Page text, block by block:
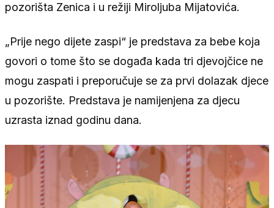
pozorišta Zenica i u režiji Miroljuba Mijatovića.
„Prije nego dijete zaspi“ je predstava za bebe koja
govori o tome što se događa kada tri djevojčice ne
mogu zaspati i preporučuje se za prvi dolazak djece
u pozorište. Predstava je namijenjena za djecu
uzrasta iznad godinu dana.